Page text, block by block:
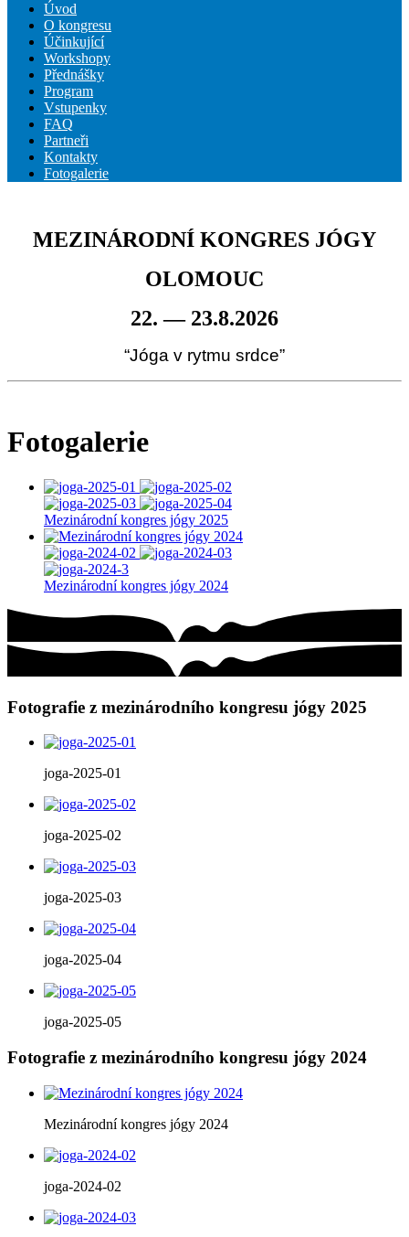
Úvod
O kongresu
Účinkující
Workshopy
Přednášky
Program
Vstupenky
FAQ
Partneři
Kontakty
Fotogalerie
MEZINÁRODNÍ KONGRES JÓGY
OLOMOUC
22. — 23.8.2026
“Jóga v rytmu srdce”
Fotogalerie
Mezinárodní kongres jógy 2025
Mezinárodní kongres jógy 2024
Fotografie z mezinárodního kongresu jógy 2025
joga-2025-01
joga-2025-02
joga-2025-03
joga-2025-04
joga-2025-05
Fotografie z mezinárodního kongresu jógy 2024
Mezinárodní kongres jógy 2024
joga-2024-02